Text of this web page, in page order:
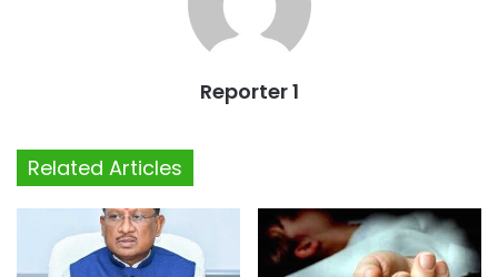
Reporter 1
Related Articles